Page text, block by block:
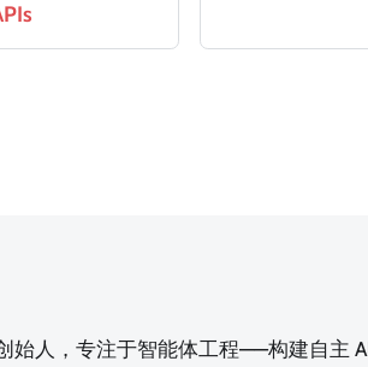
始人，专注于智能体工程——构建自主